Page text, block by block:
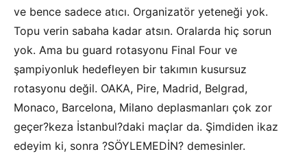
ve bence sadece atıcı. Organizatör yeteneği yok.
Topu verin sabaha kadar atsın. Oralarda hiç sorun
yok. Ama bu guard rotasyonu Final Four ve
şampiyonluk hedefleyen bir takımın kusursuz
rotasyonu değil. OAKA, Pire, Madrid, Belgrad,
Monaco, Barcelona, Milano deplasmanları çok zor
geçer?keza İstanbul?daki maçlar da. Şimdiden ikaz
edeyim ki, sonra ?SÖYLEMEDİN? demesinler.